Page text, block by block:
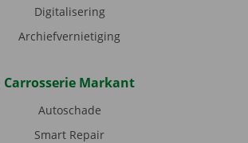
Digitalisering
Archiefvernietiging
Carrosserie Markant
Autoschade
Smart Repair